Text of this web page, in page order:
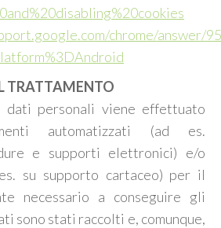
chrome/answer/
TRATTAMENTO
personali viene effettuato
automatizzati (ad es.
e supporti elettronici) e/o
su supporto cartaceo) per il
necessario a conseguire gli
sono stati raccolti e, comunque,